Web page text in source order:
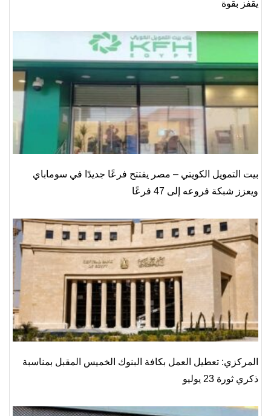
يقفز بقوة
بيت التمويل الكويتي – مصر يفتتح فرعًا جديدًا في سوماباي
ويعزز شبكة فروعه إلى 47 فرعًا
المركزي: تعطيل العمل بكافة البنوك الخميس المقبل بمناسبة
ذكري ثورة 23 يوليو